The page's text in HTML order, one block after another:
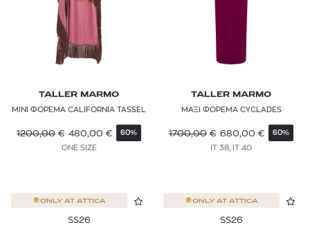
TALLER MARMO
ΜΙΝΙ ΦΟΡΕΜΑ CALIFORNIA TASSEL
1200,00 € 480,00 € 60%
ONE SIZE
TALLER MARMO
ΜΑΞΙ ΦΟΡΕΜΑ CYCLADES
1700,00 € 680,00 € 60%
IT 38, IT 40
ONLY AT ATTICA
SS26
ONLY AT ATTICA
SS26